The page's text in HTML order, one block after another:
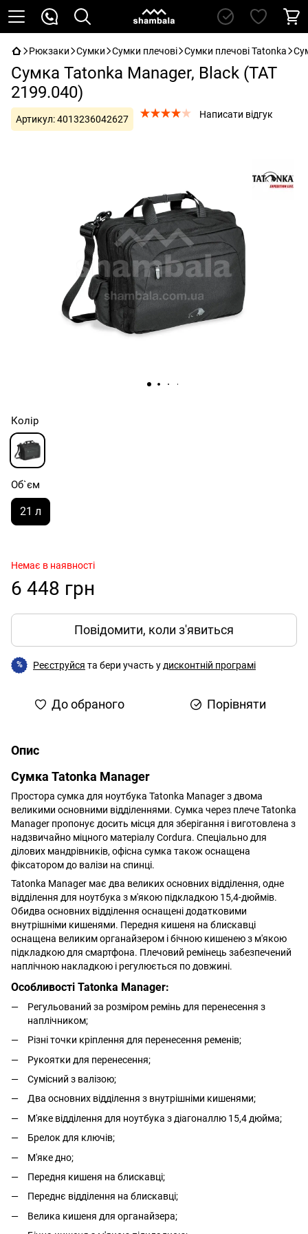
Рюкзаки Сумки Сумки плечові Сумки плечові Tatonka
Сумка Tatonka Manager, Black (TAT
2199.040)
Артикул:4013236042627 Написати відгук
Колір
Об`єм
21 л
Немає в наявності
6 448 грн
Повідомити, коли з'явиться
% Реєструйся та бери участь у дисконтній програмі
До обраного Порівняти
Опис
Сумка Tatonka Manager
Простора сумка для ноутбука Tatonka Manager з двома
великими основними відділеннями. Сумка через плече Tatonka
Manager пропонує досить місця для зберігання і виготовлена ​​з
надзвичайно міцного матеріалу Cordura. Спеціально для
ділових мандрівників, офісна сумка також оснащена
фіксатором до валізи на спинці.
Tatonka Manager має два великих основних відділення, одне
відділення для ноутбука з м'якою підкладкою 15,4-дюймів.
Обидва основних відділення оснащені додатковими
внутрішніми кишенями. Передня кишеня на блискавці
оснащена великим органайзером і бічною кишенею з м'якою
підкладкою для смартфона. Плечовий ремінець забезпечений
наплічною накладкою і регулюється по довжині.
Особливості Tatonka Manager:
Регульований за розміром ремінь для перенесення з
наплічником;
Різні точки кріплення для перенесення ременів;
Рукоятки для перенесення;
Сумісний з валізою;
Два основних відділення з внутрішніми кишенями;
М'яке відділення для ноутбука з діагоналлю 15,4 дюйма;
Брелок для ключів;
М'яке дно;
Передня кишеня на блискавці;
Переднє відділення на блискавці;
Велика кишеня для органайзера;